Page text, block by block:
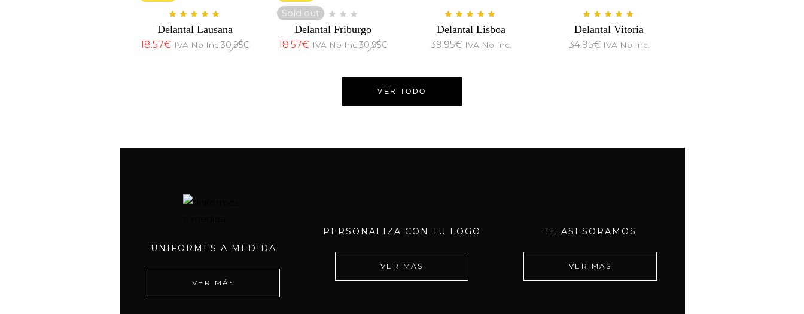
Delantal Lausana
30.95€
18.57€ IVA No Inc.
Sold out
Delantal Friburgo
30.95€
18.57€ IVA No Inc.
Delantal Lisboa
39.95€ IVA No Inc.
Delantal Vitoria
34.95€ IVA No Inc.
VER TODO
UNIFORMES A MEDIDA
VER MÁS
PERSONALIZA CON TU LOGO
VER MÁS
TE ASESORAMOS
VER MÁS